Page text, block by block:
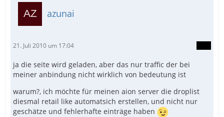
azunai
21. Juli 2010 um 17:04
ja die seite wird geladen, aber das nur traffic der bei
meiner anbindung nicht wirklich von bedeutung ist
warum?, ich möchte für meinen aion server die droplist
diesmal retail like automatsich erstellen, und nicht nur
geschätze und fehlerhafte einträge haben